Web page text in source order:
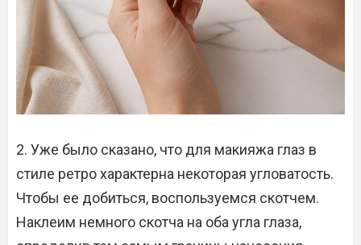
2. Уже было сказано, что для макияжа глаз в
стиле ретро характерна некоторая угловатость.
Чтобы ее добиться, воспользуемся скотчем.
Наклеим немного скотча на оба угла глаза,